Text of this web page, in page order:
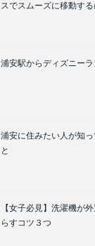
スでスムーズに移動する
浦安駅からディズニー
浦安に住みたい人が知
と
【女子必見】洗濯機が
らすコツ３つ